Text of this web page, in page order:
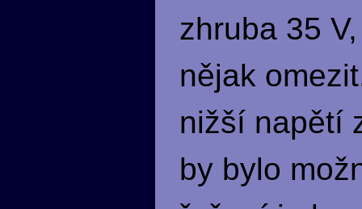
zhruba 35
nějak
nižší napětí
by bylo